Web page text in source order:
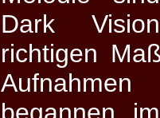
Dark
richtigen
begannen